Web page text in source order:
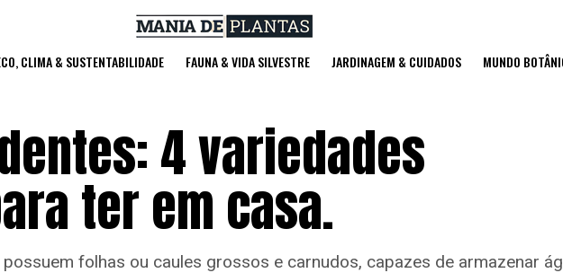
CLIMA & SUSTENTABILIDADE FAUNA & VIDA SILVESTRE JARDINAGEM & CUIDADOS MUNDO
4 variedades
ter em casa.
folhas ou caules grossos e carnudos, capazes de armazenar